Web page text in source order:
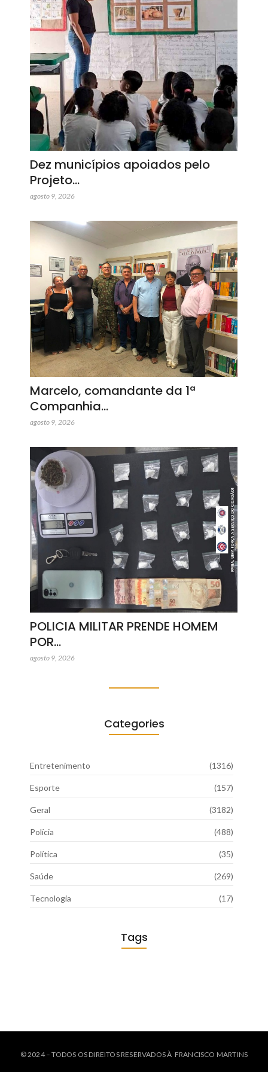
Dez municípios apoiados pelo
Projeto…
agosto 9, 2026
Marcelo, comandante da 1ª
Companhia…
agosto 9, 2026
POLICIA MILITAR PRENDE HOMEM
POR…
agosto 9, 2026
Categories
Entretenimento (1316)
Esporte (157)
Geral (3182)
Polícia (488)
Política (35)
Saúde (269)
Tecnologia (17)
Tags
© 2024 – TODOS OS DIREITOS RESERVADOS À FRANCISCO MARTINS